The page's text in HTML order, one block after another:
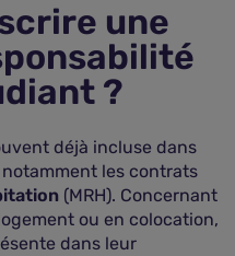
une
?
déjà incluse dans
les contrats
(MRH). Concernant
ou en colocation,
dans leur